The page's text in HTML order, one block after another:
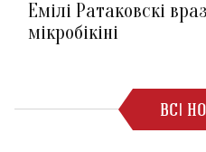
Емілі Ратаковскі
мікробікіні
ВСІ